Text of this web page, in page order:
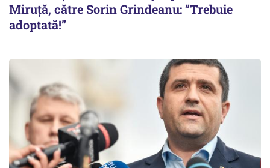
Miruţă, către Sorin Grindeanu: ”Trebuie
adoptată!”